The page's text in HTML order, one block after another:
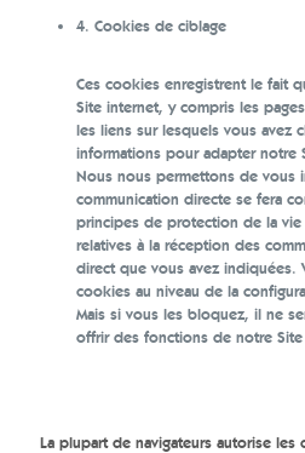
4. Cookies de ciblage
Ces cookies enregistrent le fait
Site internet, y compris les
les liens sur lesquels vous avez
informations pour adapter notre
Nous nous permettons de vous
communication directe se fera
principes de protection de la
relatives à la réception des
direct que vous avez indiquées.
cookies au niveau de la
Mais si vous les bloquez, il ne
offrir des fonctions de notre
La plupart de navigateurs autorise les